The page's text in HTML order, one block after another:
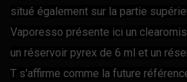
situé également sur la partie
Vaporesso présente ici un
un réservoir pyrex de 6 ml et un
T s'affirme comme la future